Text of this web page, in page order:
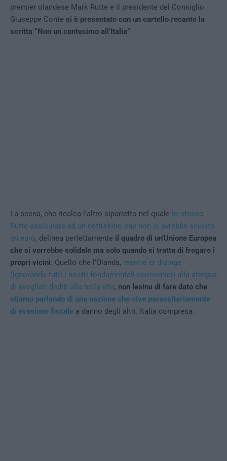
premier olandese Mark Rutte e il presidente del Consiglio
Giuseppe Conte si è presentato con un cartello recante la
scritta “Non un centesimo all’Italia”.
La scena, che ricalca l’altro siparietto nel quale lo stesso
Rutte assicurare ad un netturbino che non ci avrebbe scucito
un euro, delinea perfettamente il quadro di un’Unione Europea
che si vorrebbe solidale ma solo quando si tratta di fregare i
propri vicini. Quello che l’Olanda, mentre ci dipinge
(ignorando tutti i nostri fondamentali economici) alla stregua
di svogliati dediti alla bella vita, non lesina di fare dato che
stiamo parlando di una nazione che vive parassitariamente
di evasione fiscale a danno degli altri. Italia compresa.